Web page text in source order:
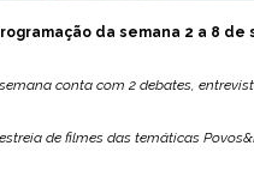
da semana 2 a 8 de
conta com 2 debates,
de filmes das temáticas